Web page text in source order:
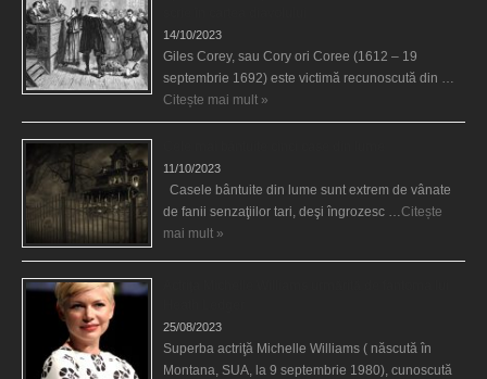
14/10/2023
Giles Corey, sau Cory ori Coree (1612 – 19
septembrie 1692) este victimă recunoscută din …
Citește mai mult »
11/10/2023
Casele bântuite din lume sunt extrem de vânate
de fanii senzaţiilor tari, deşi îngrozesc …Citește
mai mult »
25/08/2023
Superba actriţă Michelle Williams ( născută în
Montana, SUA, la 9 septembrie 1980), cunoscută